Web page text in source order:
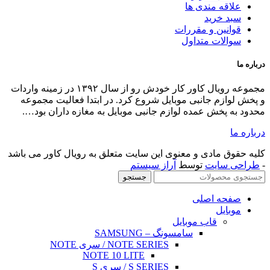
مندی ها
خرید
و مقررات
متداول
مجموعه رویال کاور کار خودش رو از سال ۱۳۹۲ در زمینه واردات
جانبی موبایل شروع کرد. در ابتدا فعالیت مجموعه
پخش عمده لوازم جانبی موبایل به مغازه داران بود….
مادی و معنوی این سایت متعلق به رویال کاور می باشد
سایتتوسطآراز سیستم
اصلی
قاب موبایل
سامسونگ – SAMSUNG
NOTE SERIES / سری NOTE
NOTE 10 LITE
S SERIES / سری S